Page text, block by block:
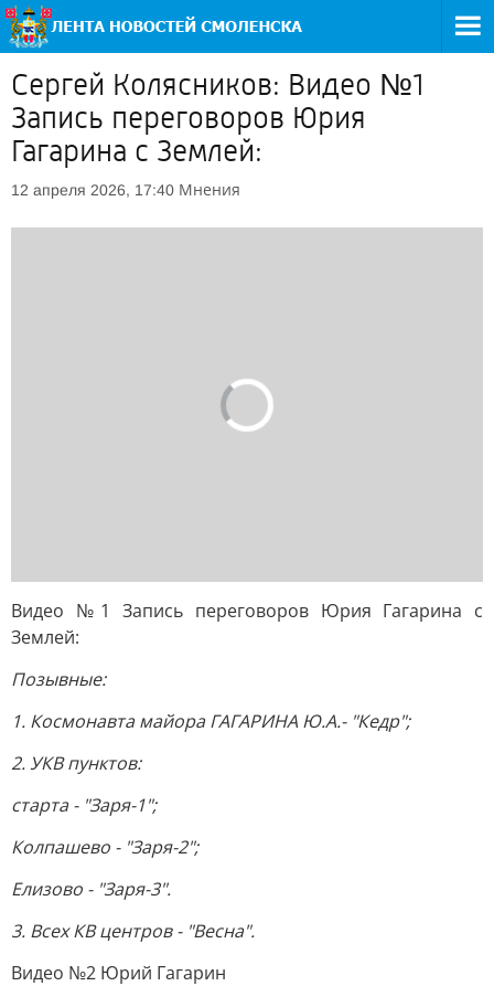
Сергей Колясников: Видео №1
Запись переговоров Юрия
Гагарина с Землей:
12 апреля 2026, 17:40 Мнения
Видео №1 Запись переговоров Юрия Гагарина с
Землей:
Позывные:
1. Космонавта майора ГАГАРИНА Ю.А.- "Кедр";
2. УКВ пунктов:
старта - "Заря-1";
Колпашево - "Заря-2";
Елизово - "Заря-3".
3. Всех КВ центров - "Весна".
Видео №2 Юрий Гагарин